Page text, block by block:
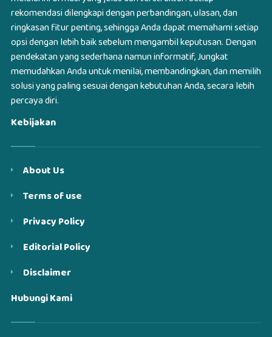
rekomendasi dilengkapi dengan perbandingan, ulasan, dan
ringkasan fitur penting, sehingga Anda dapat memahami setiap
opsi dengan lebih baik sebelum mengambil keputusan. Dengan
pendekatan yang sederhana namun informatif, Jungkat
memudahkan Anda untuk menilai, membandingkan, dan memilih
solusi yang paling sesuai dengan kebutuhan Anda, secara lebih
percaya diri.
Kebijakan
About Us
Terms of use
Privacy Policy
Editorial Policy
Disclaimer
Hubungi Kami